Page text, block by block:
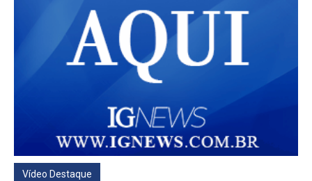
Vídeo Destaque